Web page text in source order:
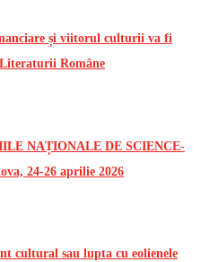
și viitorul culturii va fi
Române
NAȚIONALE DE SCIENCE-
24-26 aprilie 2026
cultural sau lupta cu eolienele